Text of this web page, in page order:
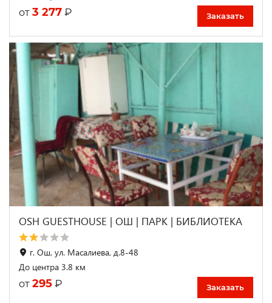
от 3 277 ₽ Заказать
OSH GUESTHOUSE | ОШ | ПАРК | БИБЛИОТЕКА
г. Ош, ул. Масалиева, д.8-48
До центра 3.8 км
от 295 ₽ Заказать